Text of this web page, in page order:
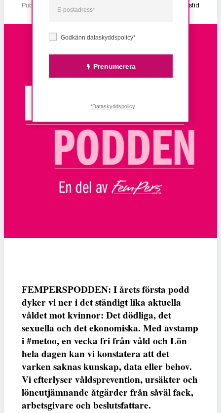
Publicerad 2 januari, 2026 1 min lästid
FEMPERSPODDEN: I årets första podd
dyker vi ner i det ständigt lika aktuella
våldet mot kvinnor: Det dödliga, det
sexuella och det ekonomiska. Med avstamp
i #metoo, en vecka fri från våld och Lön
hela dagen kan vi konstatera att det
varken saknas kunskap, data eller behov.
Vi efterlyser våldsprevention, ursäkter och
löneutjämnande åtgärder från såväl fack,
arbetsgivare och beslutsfattare.
Godkänn dataskyddspolicy*
Prenumerera
*Dataskyddspolicy